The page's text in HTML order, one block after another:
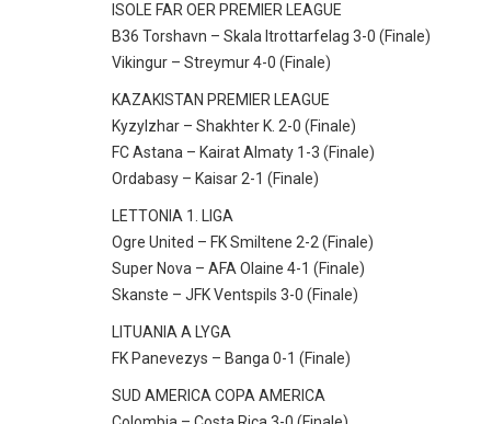
ISOLE FAR OER PREMIER LEAGUE
B36 Torshavn – Skala Itrottarfelag 3-0 (Finale)
Vikingur – Streymur 4-0 (Finale)
KAZAKISTAN PREMIER LEAGUE
Kyzylzhar – Shakhter K. 2-0 (Finale)
FC Astana – Kairat Almaty 1-3 (Finale)
Ordabasy – Kaisar 2-1 (Finale)
LETTONIA 1. LIGA
Ogre United – FK Smiltene 2-2 (Finale)
Super Nova – AFA Olaine 4-1 (Finale)
Skanste – JFK Ventspils 3-0 (Finale)
LITUANIA A LYGA
FK Panevezys – Banga 0-1 (Finale)
SUD AMERICA COPA AMERICA